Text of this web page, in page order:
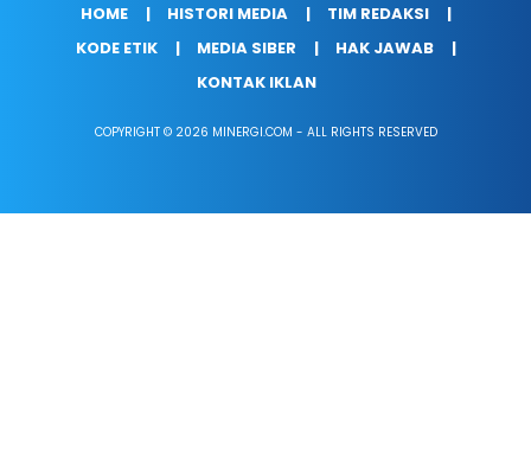
HOME HISTORI MEDIA
TIM REDAKSI
KODE ETIK
MEDIA SIBER
HAK JAWAB
KONTAK IKLAN
COPYRIGHT © 2026 MINERGI.COM - ALL RIGHTS RESERVED